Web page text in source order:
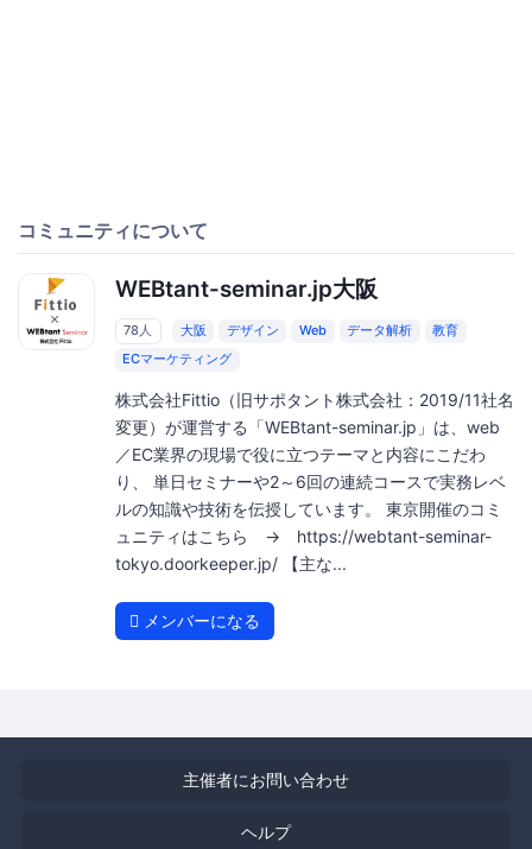
コミュニティについて
WEBtant-seminar.jp大阪
78人 大阪 デザイン Web データ解析
教育
ECマーケティング
株式会社Fittio（旧サポタント株式会社：2019/11社名
変更）が運営する「WEBtant-seminar.jp」は、web
／EC業界の現場で役に立つテーマと内容にこだわ
り、 単日セミナーや2～6回の連続コースで実務レベ
ルの知識や技術を伝授しています。 東京開催のコミ
ュニティはこちら → https://webtant-seminar-
tokyo.doorkeeper.jp/ 【主な...
メンバーになる
主催者にお問い合わせ
ヘルプ